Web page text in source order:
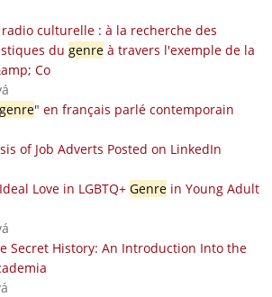
culturelle : à la recherche des
du genreà travers l'exemple de la
Co
genre" en français parlé contemporain
of Job Adverts Posted on LinkedIn
Love in LGBTQ+ Genrein Young Adult
Secret History: An Introduction Into the